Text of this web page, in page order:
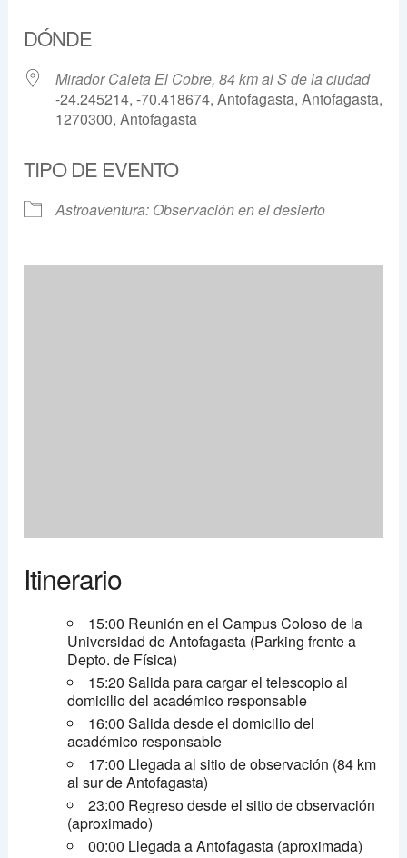
DÓNDE
Mirador Caleta El Cobre, 84 km al S de la ciudad
-24.245214, -70.418674, Antofagasta, Antofagasta,
1270300, Antofagasta
TIPO DE EVENTO
Astroaventura: Observación en el desierto
Itinerario
15:00 Reunión en el Campus Coloso de la
Universidad de Antofagasta (Parking frente a
Depto. de Física)
15:20 Salida para cargar el telescopio al
domicilio del académico responsable
16:00 Salida desde el domicilio del
académico responsable
17:00 Llegada al sitio de observación (84 km
al sur de Antofagasta)
23:00 Regreso desde el sitio de observación
(aproximado)
00:00 Llegada a Antofagasta (aproximada)